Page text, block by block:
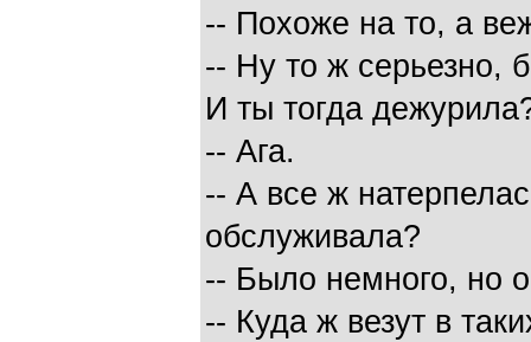
-- Похоже на то, а
-- Ну то ж серьезно,
И ты тогда
-- Ага.
-- А все ж
обслуживала?
-- Было немного, но
-- Куда ж везут в